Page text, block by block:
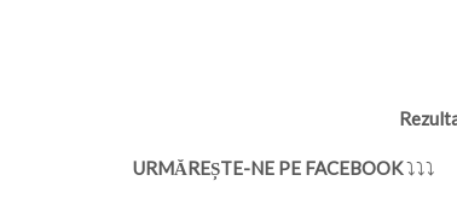
URMĂREȘTE-NE PE FACEBOOK